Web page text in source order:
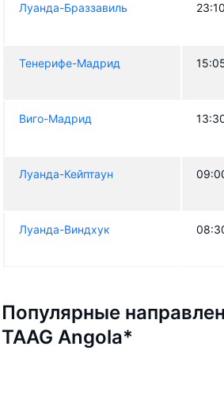
Луанда-Браззавиль 23:10
Тенерифе-Мадрид
Виго-Мадрид
Луанда-Кейптаун
Луанда-Виндхук
Популярные
TAAG Angola*